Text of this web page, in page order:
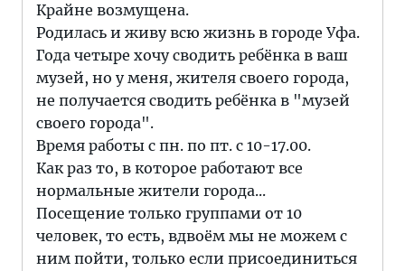
Крайне возмущена.
Родилась и живу всю жизнь в городе Уфа.
Года четыре хочу сводить ребёнка в ваш
музей, но у меня, жителя своего города,
не получается сводить ребёнка в "музей
своего города".
Время работы с пн. по пт. с 10-17.00.
Как раз то, в которое работают все
нормальные жители города...
Посещение только группами от 10
человек, то есть, вдвоём мы не можем с
ним пойти, только если присоединиться